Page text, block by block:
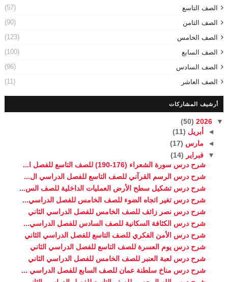
الصف التاسع
(57)
الصف الثامن
(90)
الصف الخامس
(123)
الصف السابع
(100)
الصف السادس
(96)
الصف العاشر
(11)
أرشيف المشاركات
▼
2026
(50)
◄ أبريل (11)
◄ مارس (17)
▼ فبراير (14)
شرح درس سورة الشعراء (176-190) للصف التاسع للفصل ا...
شرح درس الرسم القرآني للصف التاسع للفصل الدراسي ال...
شرح درس تشكيل سطح الأرض العمليات الداخلية للصف الس...
شرح درس تغير اتجاه الضوء للصف الخامس للفصل الدراسي...
شرح درس نصر زائف للصف الخامس للفصل الدراسي الثاني
شرح درس الكثافة السكانية للصف السادس للفصل الدراسي...
شرح درس الأمن الفكري للصف التاسع للفصل الدراسي الثاني
شرح درس يوم العسرة للصف التاسع للفصل الدراسي الثاني
شرح درس لعبة العنبر للصف الخامس للفصل الدراسي الثاني
شرح درس مناخ سلطنة عمان للصف السابع للفصل الدراسي ...